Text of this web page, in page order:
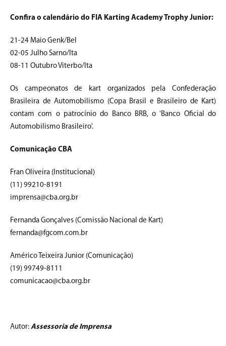
Confira o calendário do FIA Karting Academy Trophy Junior:
21-24 Maio Genk/Bel
02-05 Julho Sarno/Ita
08-11 Outubro Viterbo/Ita
Os campeonatos de kart organizados pela Confederação
Brasileira de Automobilismo (Copa Brasil e Brasileiro de Kart)
contam com o patrocínio do Banco BRB, o 'Banco Oficial do
Automobilismo Brasileiro'.
Comunicação CBA
Fran Oliveira (Institucional)
(11) 99210-8191
imprensa@cba.org.br
Fernanda Gonçalves (Comissão Nacional de Kart)
fernanda@fgcom.com.br
Américo Teixeira Junior (Comunicação)
(19) 99749-8111
comunicacao@cba.org.br
Autor: Assessoria de Imprensa